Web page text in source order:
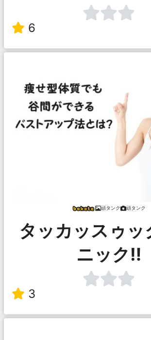
6
頑タンク 頑タンク
タッカッスゥッ
ニック‼
3